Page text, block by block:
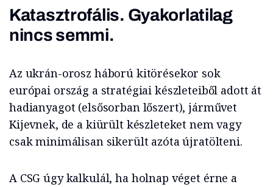
Katasztrofális. Gyakorlatilag
nincs semmi.
Az ukrán-orosz háború kitörésekor sok
európai ország a stratégiai készleteiből adott át
hadianyagot (elsősorban lőszert), járművet
Kijevnek, de a kiürült készleteket nem vagy
csak minimálisan sikerült azóta újratölteni.
A CSG úgy kalkulál, ha holnap véget érne a